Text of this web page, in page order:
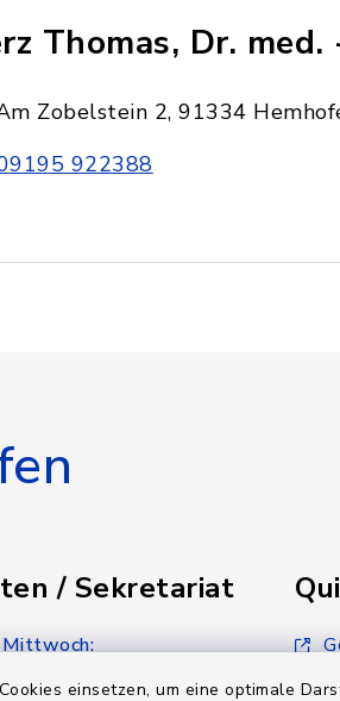
einsetzen, um eine optimale
Thomas, Dr.
Zobelstein 2, 91334
922388
/ Sekretariat
Uhr